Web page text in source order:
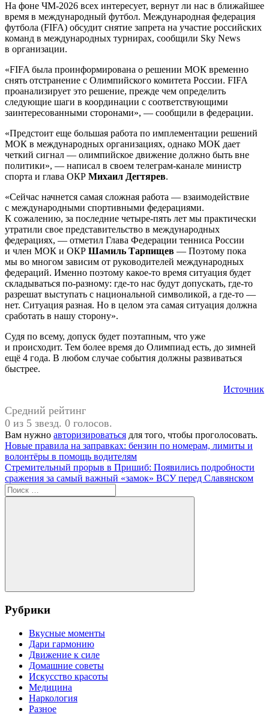
На фоне ЧМ-2026 всех интересует, вернут ли нас в ближайшее
время в международный футбол. Международная федерация
футбола (FIFA) обсудит снятие запрета на участие российских
команд в международных турнирах, сообщили Sky News
в организации.
«FIFA была проинформирована о решении МОК временно
снять отстранение с Олимпийского комитета России. FIFA
проанализирует это решение, прежде чем определить
следующие шаги в координации с соответствующими
заинтересованными сторонами», — сообщили в федерации.
«Предстоит еще большая работа по имплементации решений
МОК в международных организациях, однако МОК дает
четкий сигнал — олимпийское движение должно быть вне
политики», — написал в своем телеграм-канале министр
спорта и глава ОКР Михаил Дегтярев.
«Сейчас начнется самая сложная работа — взаимодействие
с международными спортивными федерациями.
К сожалению, за последние четыре-пять лет мы практически
утратили свое представительство в международных
федерациях, — отметил Глава Федерации тенниса России
и член МОК и ОКР Шамиль Тарпищев — Поэтому пока
мы во многом зависим от руководителей международных
федераций. Именно поэтому какое-то время ситуация будет
складываться по-разному: где-то нас будут допускать, где-то
разрешат выступать с национальной символикой, а где-то —
нет. Ситуация разная. Но в целом эта самая ситуация должна
сработать в нашу сторону».
Судя по всему, допуск будет поэтапным, что уже
и происходит. Тем более время до Олимпиад есть, до зимней
ещё 4 года. В любом случае события должны развиваться
быстрее.
Источник
Средний рейтинг
0 из 5 звезд. 0 голосов.
Вам нужно авторизироваться для того, чтобы проголосовать.
#Михаил
Дегтярев
Навигация
по
записям
Предыдущая
запись:
Новые правила на заправках: бензин по номерам, лимиты и
волонтёры в помощь водителям
Следующая
запись:
Стремительный прорыв в Пришиб: Появились подробности
сражения за самый важный «замок» ВСУ перед Славянском
Поиск
для:
Поиск
Рубрики
Вкусные моменты
Дари гармонию
Движение к силе
Домашние советы
Искусство красоты
Медицина
Наркология
Разное